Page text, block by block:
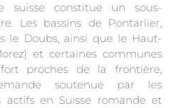
suisse constitue un sous-
Les bassins de Pontarlier,
le Doubs, ainsi que le Haut-
et certaines communes
proches de la frontière,
soutenue par les
actifs en Suisse romande et